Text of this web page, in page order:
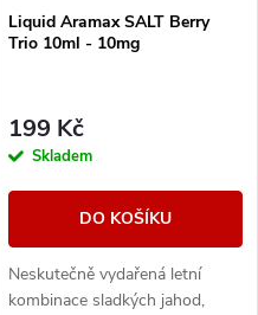
Liquid Aramax SALT Berry
Trio 10ml - 10mg
199 Kč
Skladem
DO KOŠÍKU
Neskutečně vydařená letní
kombinace sladkých jahod,